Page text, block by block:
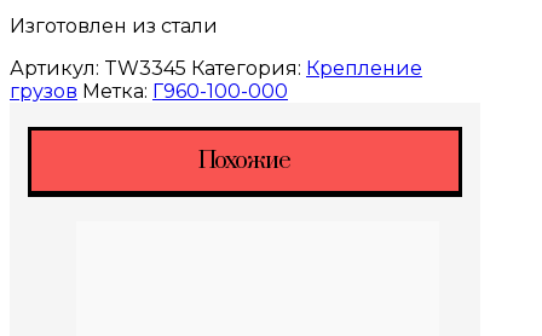
Изготовлен из стали
Артикул: TW3345 Категория: Крепление
грузов Метка: Г960-100-000
Похожие